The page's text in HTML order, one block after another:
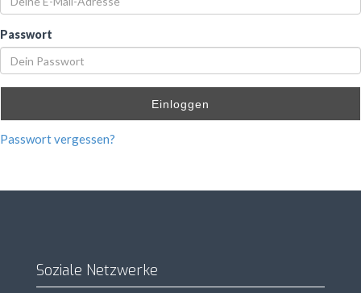
Passwort
Einloggen
Passwort vergessen?
Soziale Netzwerke